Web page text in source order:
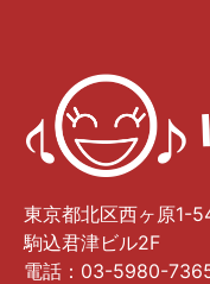
東京都北区西ヶ原1-
駒込君津ビル2F
電話：03-5980-